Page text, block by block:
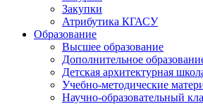
Закупки
Атрибутика КГАСУ
Образование
Высшее образование
Дополнительное
Детская архитектурная
Учебно-методические
Научно-образовательный